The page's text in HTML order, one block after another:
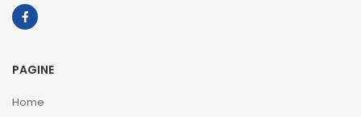
PAGINE
Home